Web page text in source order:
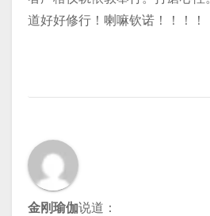
道好好修行！喇嘛钦诺！！！！
金刚瑜伽说道：